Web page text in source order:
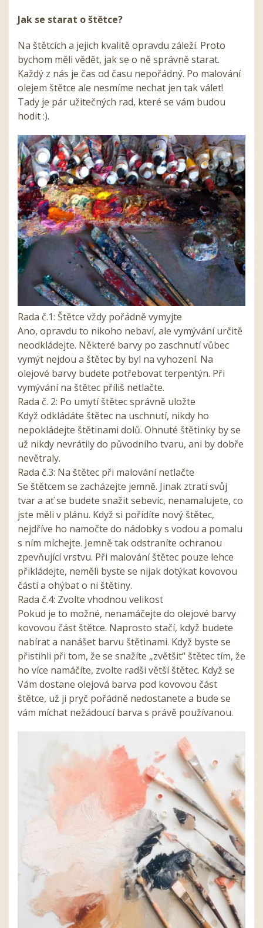
Jak se starat o štětce?
Na štětcích a jejich kvalitě opravdu záleží. Proto
bychom měli vědět, jak se o ně správně starat.
Každý z nás je čas od času nepořádný. Po malování
olejem štětce ale nesmíme nechat jen tak válet!
Tady je pár užitečných rad, které se vám budou
hodit :).
Rada č.1: Štětce vždy pořádně vymyjte
Ano, opravdu to nikoho nebaví, ale vymývání určitě
neodkládejte. Některé barvy po zaschnutí vůbec
vymýt nejdou a štětec by byl na vyhození. Na
olejové barvy budete potřebovat terpentýn. Při
vymývání na štětec příliš netlačte.
Rada č. 2: Po umytí štětec správně uložte
Když odkládáte štětec na uschnutí, nikdy ho
nepokládejte štětinami dolů. Ohnuté štětinky by se
už nikdy nevrátily do původního tvaru, ani by dobře
nevětraly.
Rada č.3: Na štětec při malování netlačte
Se štětcem se zacházejte jemně. Jinak ztratí svůj
tvar a ať se budete snažit sebevíc, nenamalujete, co
jste měli v plánu. Když si pořídíte nový štětec,
nejdříve ho namočte do nádobky s vodou a pomalu
s ním míchejte. Jemně tak odstraníte ochranou
zpevňující vrstvu. Při malování štětec pouze lehce
přikládejte, neměli byste se nijak dotýkat kovovou
částí a ohýbat o ni štětiny.
Rada č.4: Zvolte vhodnou velikost
Pokud je to možné, nenamáčejte do olejové barvy
kovovou část štětce. Naprosto stačí, když budete
nabírat a nanášet barvu štětinami. Když byste se
přistihli při tom, že se snažíte „zvětšit“ štětec tím, že
ho více namáčíte, zvolte radši větší štětec. Když se
Vám dostane olejová barva pod kovovou část
štětce, už ji pryč pořádně nedostanete a bude se
vám míchat nežádoucí barva s právě používanou.